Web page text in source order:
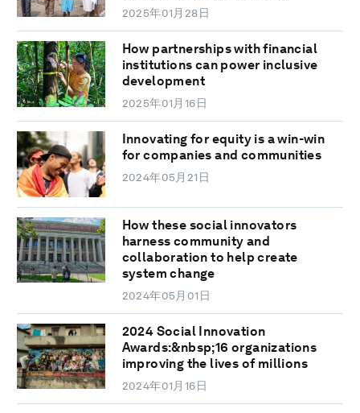
2025年01月28日
How partnerships with financial
institutions can power inclusive
development
2025年01月16日
Innovating for equity is a win-win
for companies and communities
2024年05月21日
How these social innovators
harness community and
collaboration to help create
system change
2024年05月01日
2024 Social Innovation
Awards:&nbsp;16 organizations
improving the lives of millions
2024年01月16日